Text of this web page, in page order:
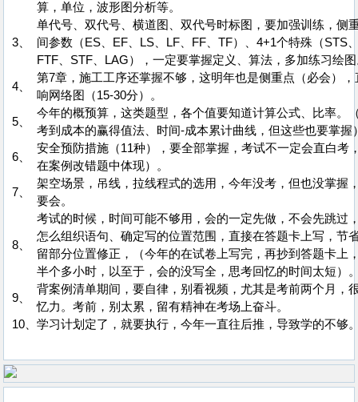
算，单位，波形图分析等。
3、
单代号、双代号、横道图、双代号时标图，要加强训练，侧
间参数（ES、EF、LS、LF、FF、TF）、4+1个特殊（STS
FTF、STF、LAG），一定要掌握定义、算法，多加练习绘
4、
第7章，施工工序还掌握不够，这明年也是侧重点（必会），
响网络图（15-30分）。
5、
今年的概预算，这类题型，各个值要知道计算公式、比率。
考到成本的赢得值法、时间-成本累计曲线，但这些也要掌握
6、
安全预防措施（11种），要全部掌握，考试不一定会直白考
在案例改错题中体现）。
7、
架空场景，吊线，拉线程式的选用，今年没考，但也没掌握
要会。
8、
考试的时候，时间可能不够用，会的一定先做，不会先跳过
怎么组织语句、确定写的位置范围，直接在答题卡上写，节
留部分位置修正，（今年的在试卷上写完，再抄到答题卡上
半个多小时，以至于，会的没写全，思考回忆的时间太短）
9、
背案例清单期间，要自律，别看视频，尤其是考前两个月，
忆力。考前，别太累，留有精神在考场上奋斗。
10、 学习计划定了，就要执行，今年一直往后推，导致学的不够